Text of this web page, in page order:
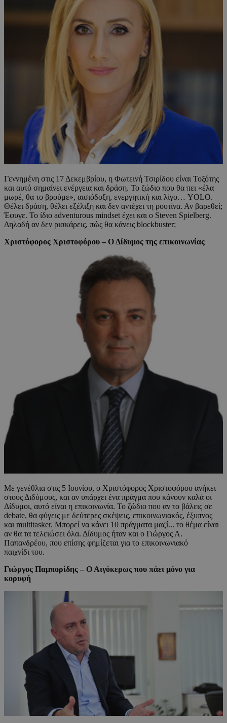
Γεννημένη στις 17 Δεκεμβρίου, η Φωτεινή Τσιρίδου είναι Τοξότης
και αυτό σημαίνει ενέργεια και δράση. Το ζώδιο που θα πει «έλα
μωρέ, θα το βρούμε», αισιόδοξη, ενεργητική και λίγο… YOLO.
Θέλει δράση, θέλει εξέλιξη και δεν αντέχει τη ρουτίνα. Αν βαρεθεί;
Έφυγε. Το ίδιο adventurous mindset έχει και ο Steven Spielberg.
Δηλαδή αν δεν ρισκάρεις, πώς θα κάνεις blockbuster;
Χριστόφορος Χριστοφόρου – Ο Δίδυμος της επικοινωνίας
Με γενέθλια στις 5 Ιουνίου, ο Χριστόφορος Χριστοφόρου ανήκει
στους Διδύμους, και αν υπάρχει ένα πράγμα που κάνουν καλά οι
Δίδυμοι, αυτό είναι η επικοινωνία. Το ζώδιο που αν το βάλεις σε
debate, θα φύγεις με δεύτερες σκέψεις, επικοινωνιακός, έξυπνος
και multitasker. Μπορεί να κάνει 10 πράγματα μαζί... το θέμα είναι
αν θα τα τελειώσει όλα. Δίδυμος ήταν και ο Γιώργος Α.
Παπανδρέου, που επίσης φημίζεται για το επικοινωνιακό
παιχνίδι του.
Γιώργος Παμπορίδης – Ο Αιγόκερως που πάει μόνο για
κορυφή